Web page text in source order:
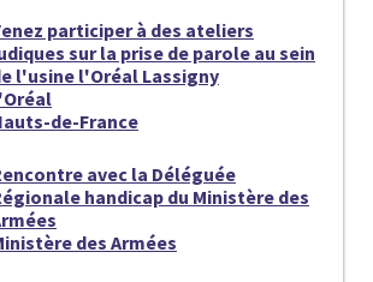
participer à des ateliers
sur la prise de parole au sein
l'usine l'Oréal Lassigny
de-France
avec la Déléguée
handicap du Ministère des
des Armées